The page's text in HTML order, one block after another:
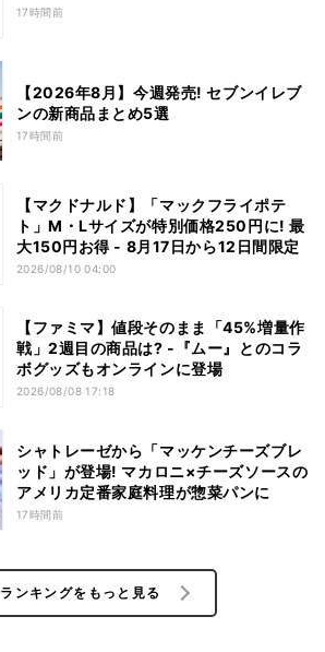
17時間前
【2026年8月】今週発売! セブンイレブ
ンの新商品まとめ5選
17時間前
【マクドナルド】「マックフライポテ
ト」M・Lサイズが特別価格250円に! 最
大150円お得 - 8月17日から12日間限定
2026/08/10 04:00
【ファミマ】値段そのまま「45%増量作
戦」2週目の商品は? -『ムー』とのコラ
ボグッズもオンラインに登場
2026/08/08 17:18
シャトレーゼから「マッケンチーズブレ
ッド」が登場! マカロニ×チーズソースの
アメリカ定番家庭料理が惣菜パンに
17時間前
ランキングをもっと見る